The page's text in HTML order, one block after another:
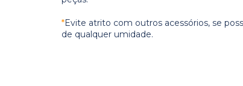
*Evite atrito com outros acessórios, se
de qualquer umidade.